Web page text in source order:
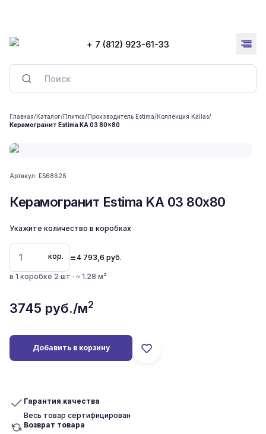
+ 7 (812) 923-61-33
Главная/Каталог/Плитка/Производитель Estima/Коллекция Kailas/
Керамогранит Estima KA 03 80x80
Артикул: ES68626
Керамогранит Estima KA 03 80x80
Укажите количество в коробках
кор. =4 793,6 руб.
в 1 коробке 2 шт · ≈ 1.28 м²
3745 руб./м2
Добавить в корзину
Гарантия качества
Весь товар сертифицирован
Возврат товара